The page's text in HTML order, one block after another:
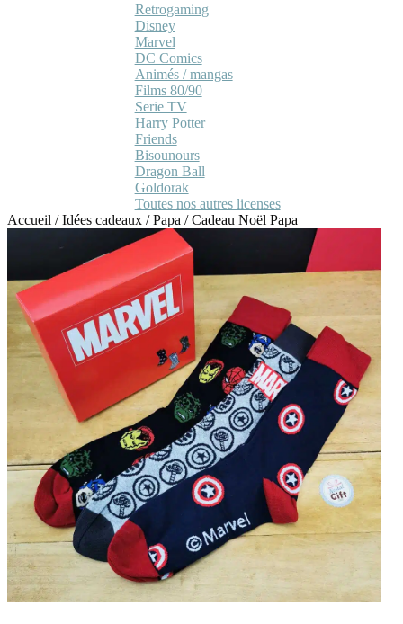
Retrogaming
Disney
Marvel
DC Comics
Animés / mangas
Films 80/90
Serie TV
Harry Potter
Friends
Bisounours
Dragon Ball
Goldorak
Toutes nos autres licenses
Accueil /Idées cadeaux /Papa /Cadeau Noël Papa